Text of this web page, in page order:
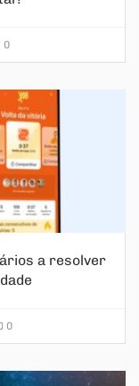
0
a resolver
0